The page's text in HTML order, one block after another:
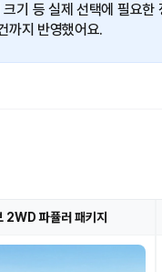
크기 등 실제 선택에 필요한
까지 반영했어요.
파퓰러 패키지